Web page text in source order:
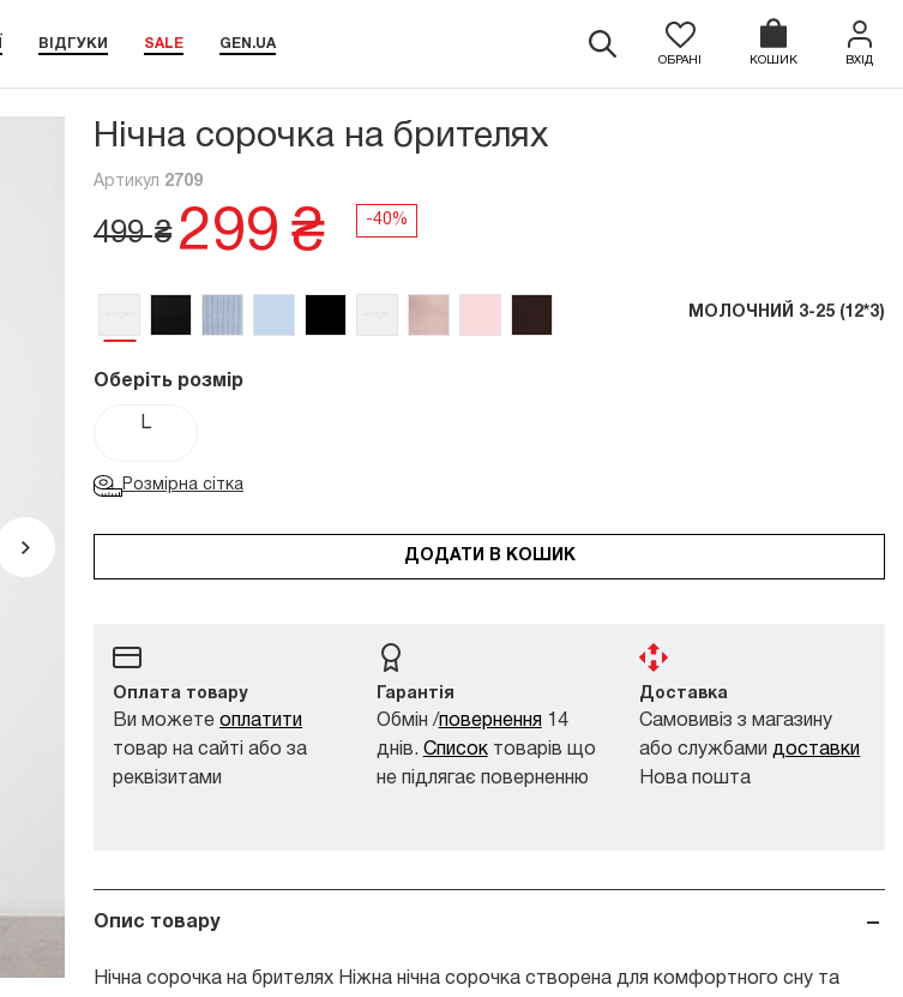
ВІДГУКИ SALE GEN.UA
ОБРАНІ КОШИК ВХІД
Нічна сорочка на брителях
Артикул 2709
499₴ 299 ₴
МОЛОЧНИЙ 3-25 (12*3)
Оберіть розмір
L
Розмірна сітка
ДОДАТИ В КОШИК
Оплата товару
Ви можете оплатити
товар на сайті або за
реквізитами
Гарантія
Обмін /повернення 14
днів. Списоктоварів що
не підлягає поверненню
Доставка
Самовивіз з магазину
або службамидоставки
Нова пошта
Опис товару
Нічна сорочка на брителях Ніжна нічна сорочка створена для комфортного сну та